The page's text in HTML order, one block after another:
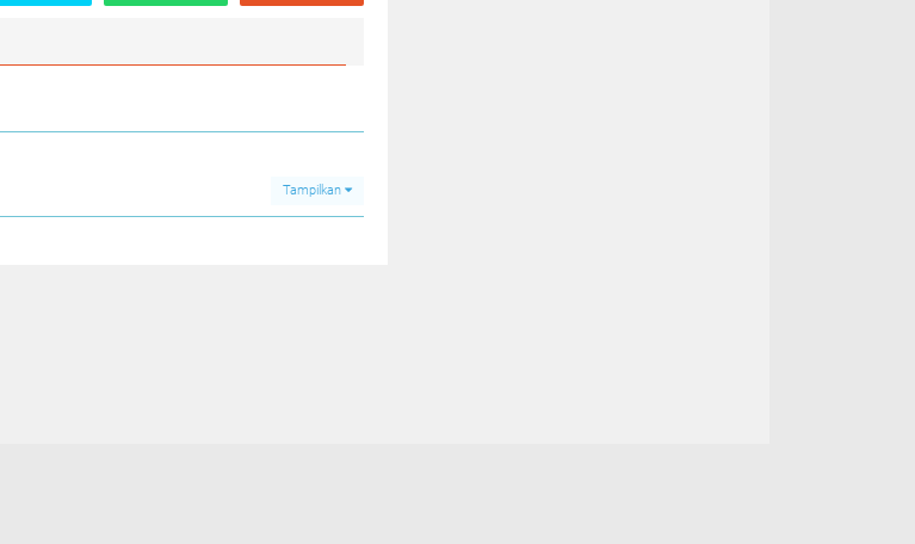
Tampilkan